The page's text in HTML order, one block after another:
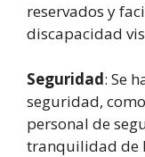
reservados y
discapacidad
Seguridad: Se
seguridad,
personal de
tranquilidad de